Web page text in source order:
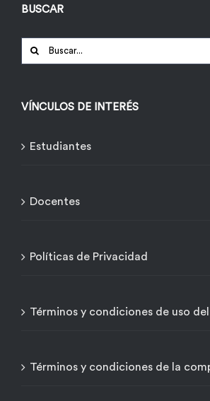
BUSCAR
Buscar:
VÍNCULOS DE INTERÉS
Estudiantes
Docentes
Políticas de Privacidad
Términos y condiciones de uso
Términos y condiciones de la